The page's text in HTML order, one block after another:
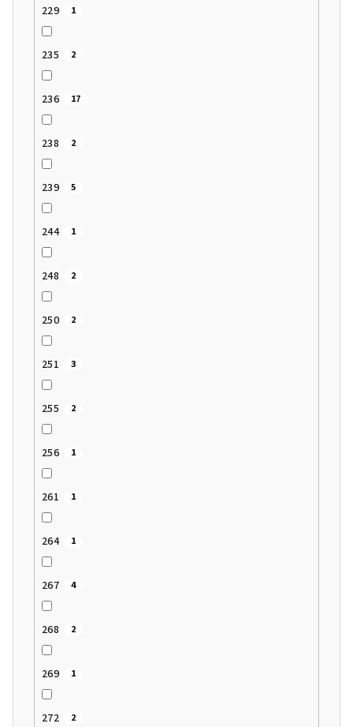
229 1
235 2
236 17
238 2
239 5
244 1
248 2
250 2
251 3
255 2
256 1
261 1
264 1
267 4
268 2
269 1
272 2